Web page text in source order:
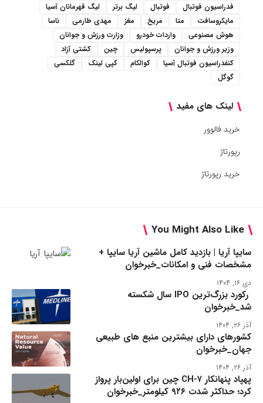
فدراسیون فوتبال
فوتبال لیگ برتر
لیگ قهرمانان آسیا
مایکروسافت
متا مریخ مغز مهدی طارمی
ناسا
هوش مصنوعی
واردات خودرو
وزارت ورزش و جوانان
وزیر ورزش و جوانان
پرسپولیس چین
کشتی آزاد
کنفدراسیون فوتبال آسیا
کوالکام کپی لینک
گلکسی
گوگل
لینک های مفید
خرید فالوور
رپورتاژ
خرید رپورتاژ
You Might Also Like
سایپا آریا | بازدید کامل ماشین آریا سایپا +
مشخصات فنی و امکانات_خبرخوان
دی ۱۶, ۱۴۰۴
رکورد بزرگ‌ترین IPO سال شکسته
شد_خبرخوان
آذر ۲۶, ۱۴۰۴
کشورهای دارای بیشترین منبع های طبیعی
جهان_خبرخوان
آذر ۲۶, ۱۴۰۴
پهپاد پنهانکار CH-۷ چین برای اولین‌بار پرواز
کرد؛ حداکثر شدت ۹۲۶ کیلومتر_خبرخوان